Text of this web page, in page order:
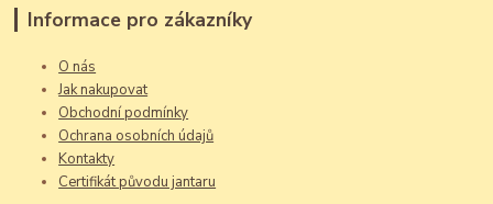
Informace pro zákazníky
O nás
Jak nakupovat
Obchodní podmínky
Ochrana osobních údajů
Kontakty
Certifikát původu jantaru